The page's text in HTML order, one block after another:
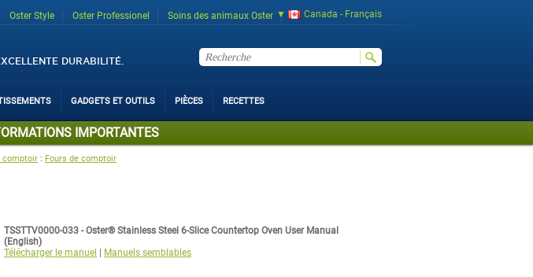
DURABILITÉ.
Oster Style Oster Professionel Soins des animaux Oster Canada - Français
GADGETS ET OUTILS PIÈCES RECETTES
IMPORTANTES
comptoir : Fours de comptoir
TSSTTV0000-033 - Oster® Stainless Steel 6-Slice Countertop Oven User Manual
(English)
Télécharger le manuel | Manuels semblables